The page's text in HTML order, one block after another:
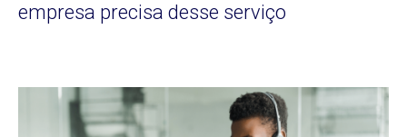
empresa precisa desse serviço